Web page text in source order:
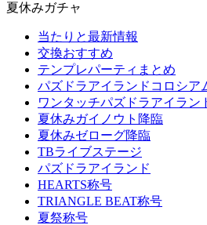
夏休みガチャ
当たりと最新情報
交換おすすめ
テンプレパーティまとめ
パズドラアイランドコロシア
ワンタッチパズドラアイラン
夏休みガイノウト降臨
夏休みゼローグ降臨
TBライブステージ
パズドラアイランド
HEARTS称号
TRIANGLE BEAT称号
夏祭称号